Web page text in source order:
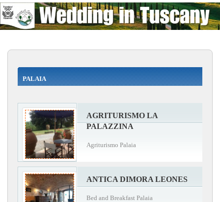
PALAIA
AGRITURISMO LA
PALAZZINA
Agriturismo Palaia
ANTICA DIMORA LEONES
Bed and Breakfast Palaia